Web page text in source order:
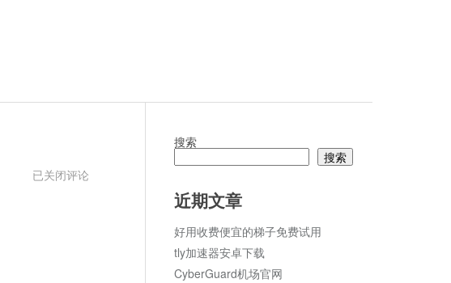
迅
已关闭评论
搜索
搜索
近期文章
好用收费便宜的梯子免费试用
tly加速器安卓下载
CyberGuard机场官网